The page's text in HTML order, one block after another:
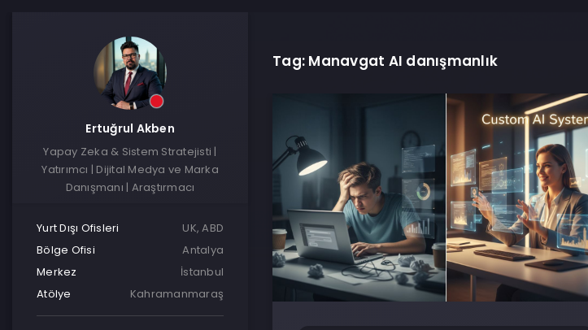
Ertuğrul Akben
Yapay Zeka & Sistem Stratejisti |
Yatırımcı | Dijital Medya ve Marka
Danışmanı | Araştırmacı
Yurt Dışı Ofisleri
UK, ABD
Bölge Ofisi
Antalya
Merkez
İstanbul
Atölye
Kahramanmaraş
Tag: Manavgat AI danışmanlık